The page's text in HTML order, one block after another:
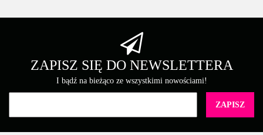
ZAPISZ SIĘ DO NEWSLETTERA
I bądź na bieżąco ze wszystkimi nowościami!